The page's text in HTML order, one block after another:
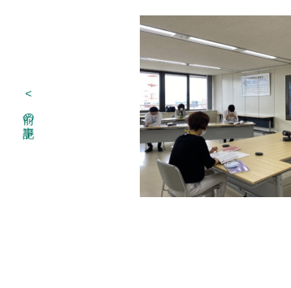
<
前の記事